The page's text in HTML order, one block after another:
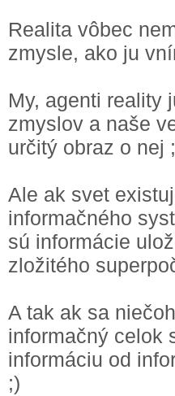
Realita vôbec
zmysle, ako ju
My, agenti reality
zmyslov a naše
určitý obraz o nej
Ale ak svet
informačného
sú informácie
zložitého
A tak ak sa
informačný celok
informáciu od
;)